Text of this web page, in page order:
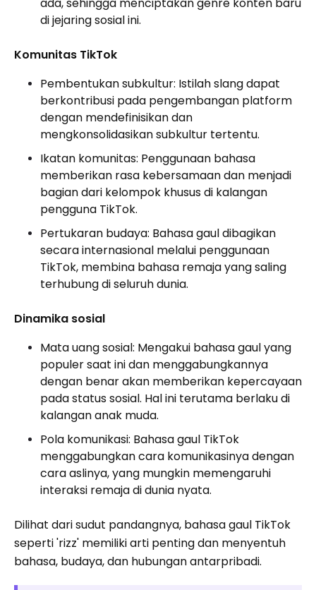
di jejaring sosial ini.
Komunitas TikTok
Pembentukan subkultur: Istilah slang dapat
berkontribusi pada pengembangan platform
dengan mendefinisikan dan
mengkonsolidasikan subkultur tertentu.
Ikatan komunitas: Penggunaan bahasa
memberikan rasa kebersamaan dan menjadi
bagian dari kelompok khusus di kalangan
pengguna TikTok.
Pertukaran budaya: Bahasa gaul dibagikan
secara internasional melalui penggunaan
TikTok, membina bahasa remaja yang saling
terhubung di seluruh dunia.
Dinamika sosial
Mata uang sosial: Mengakui bahasa gaul yang
populer saat ini dan menggabungkannya
dengan benar akan memberikan kepercayaan
pada status sosial. Hal ini terutama berlaku di
kalangan anak muda.
Pola komunikasi: Bahasa gaul TikTok
menggabungkan cara komunikasinya dengan
cara aslinya, yang mungkin memengaruhi
interaksi remaja di dunia nyata.
Dilihat dari sudut pandangnya, bahasa gaul TikTok
seperti 'rizz' memiliki arti penting dan menyentuh
bahasa, budaya, dan hubungan antarpribadi.